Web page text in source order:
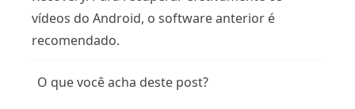
vídeos do Android, o software anterior é
recomendado.
O que você acha deste post?